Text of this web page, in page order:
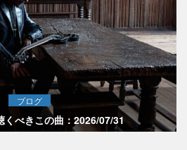
ブログ
べきこの曲：2026/07/31